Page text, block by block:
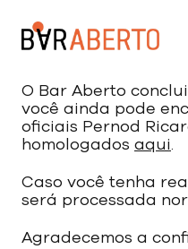
O Bar Aberto
você ainda pode
oficiais Pernod
homologados aqui.
Caso você tenha
será processada
Agradecemos a